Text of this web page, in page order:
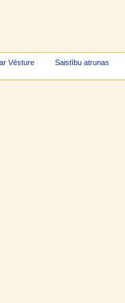
Vēsture Saistību atrunas